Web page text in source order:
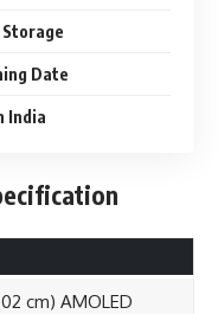
Storage
Date
India
cm) AMOLED